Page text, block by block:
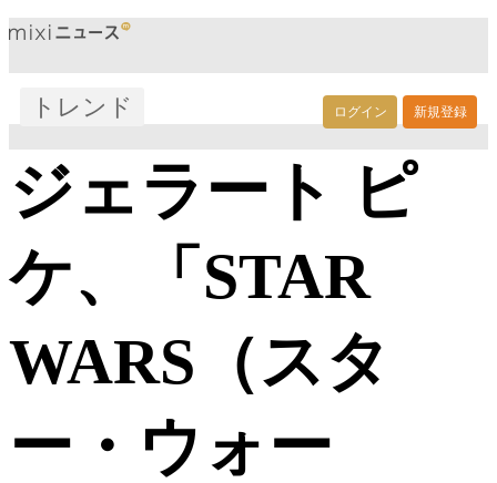
ログイン 新規登録
トレンド
ジェラート ピ
ケ、「STAR
WARS（スタ
ー・ウォー